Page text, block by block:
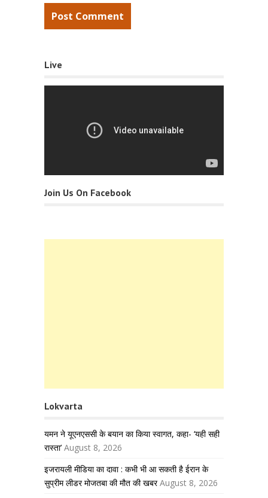
Live
Join Us On Facebook
Lokvarta
यमन ने यूएनएससी के बयान का किया स्वागत, कहा- ‘यही सही
रास्ता’ August 8, 2026
इजरायली मीडिया का दावा : कभी भी आ सकती है ईरान के
सुप्रीम लीडर मोजतबा की मौत की खबर August 8, 2026